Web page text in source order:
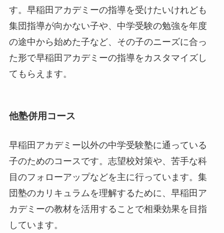
す。早稲田アカデミーの指導を受けたいけれども
集団指導が向かない子や、中学受験の勉強を年度
の途中から始めた子など、その子のニーズに合っ
た形で早稲田アカデミーの指導をカスタマイズし
てもらえます。
他塾併用コース
早稲田アカデミー以外の中学受験塾に通っている
子のためのコースです。志望校対策や、苦手な科
目のフォローアップなどを主に行っています。集
団塾のカリキュラムを理解するために、早稲田ア
カデミーの教材を活用することで相乗効果を目指
しています。